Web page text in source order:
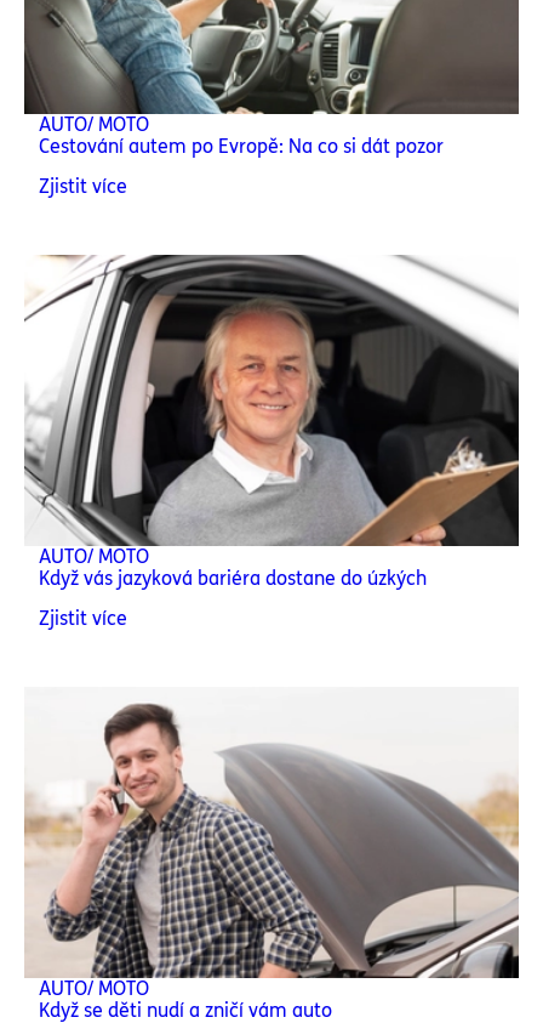
AUTO/ MOTO
Cestování autem po Evropě: Na co si dát pozor
Zjistit více
AUTO/ MOTO
Když vás jazyková bariéra dostane do úzkých
Zjistit více
AUTO/ MOTO
Když se děti nudí a zničí vám auto